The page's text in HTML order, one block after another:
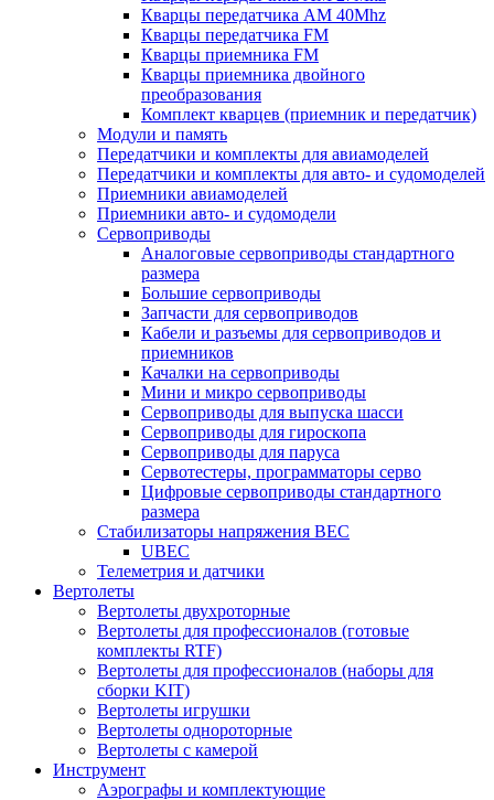
Кварцы передатчика AM 40Mhz
Кварцы передатчика FM
Кварцы приемника FM
Кварцы приемника двойного
преобразования
Комплект кварцев (приемник и передатчик)
Модули и память
Передатчики и комплекты для авиамоделей
Передатчики и комплекты для авто- и судомоделей
Приемники авиамоделей
Приемники авто- и судомодели
Сервоприводы
Аналоговые сервоприводы стандартного
размера
Большие сервоприводы
Запчасти для сервоприводов
Кабели и разъемы для сервоприводов и
приемников
Качалки на сервоприводы
Мини и микро сервоприводы
Сервоприводы для выпуска шасси
Сервоприводы для гироскопа
Сервоприводы для паруса
Сервотестеры, программаторы серво
Цифровые сервоприводы стандартного
размера
Стабилизаторы напряжения BEC
UBEC
Телеметрия и датчики
Вертолеты
Вертолеты двухроторные
Вертолеты для профессионалов (готовые
комплекты RTF)
Вертолеты для профессионалов (наборы для
сборки KIT)
Вертолеты игрушки
Вертолеты однороторные
Вертолеты с камерой
Инструмент
Аэрографы и комплектующие